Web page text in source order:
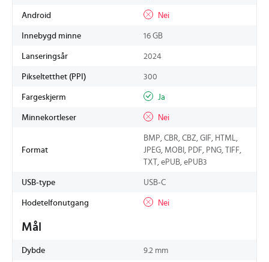
Android Nei
Innebygd minne 16 GB
Lanseringsår 2024
Pikseltetthet (PPI) 300
Fargeskjerm Ja
Minnekortleser Nei
Format
BMP, CBR, CBZ, GIF, HTML,
JPEG, MOBI, PDF, PNG, TIFF,
TXT, ePUB, ePUB3
USB-type USB-C
Hodetelfonutgang Nei
Mål
Dybde 9.2 mm